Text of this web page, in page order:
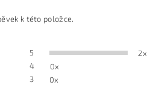
k této položce.
5
2x
4
0x
3
0x